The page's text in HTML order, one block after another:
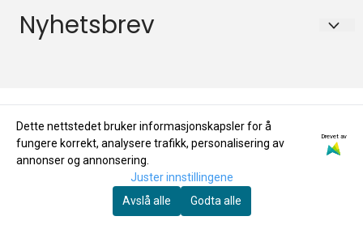
Org. nr. 971146761
Miljøprofil
Salgsbetingelser
Personvern
Nyhetsbrev
Registrer deg
Dette nettstedet bruker informasjonskapsler for å
fungere korrekt, analysere trafikk, personalisering av
annonser og annonsering.
Drevet av
Juster innstillingene
Avslå alle
Godta alle